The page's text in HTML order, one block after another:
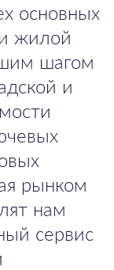
основных
жилой
шагом
и
рынком
нам
сервис